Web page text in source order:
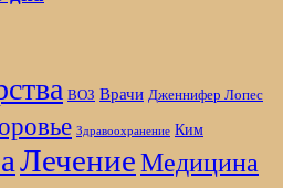
ВОЗ Врачи Дженнифер Лопес
Здравоохранение Ким
ЛечениеМедицина